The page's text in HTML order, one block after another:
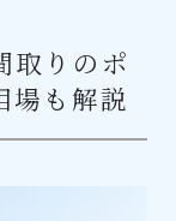
取りのポ
場も解説